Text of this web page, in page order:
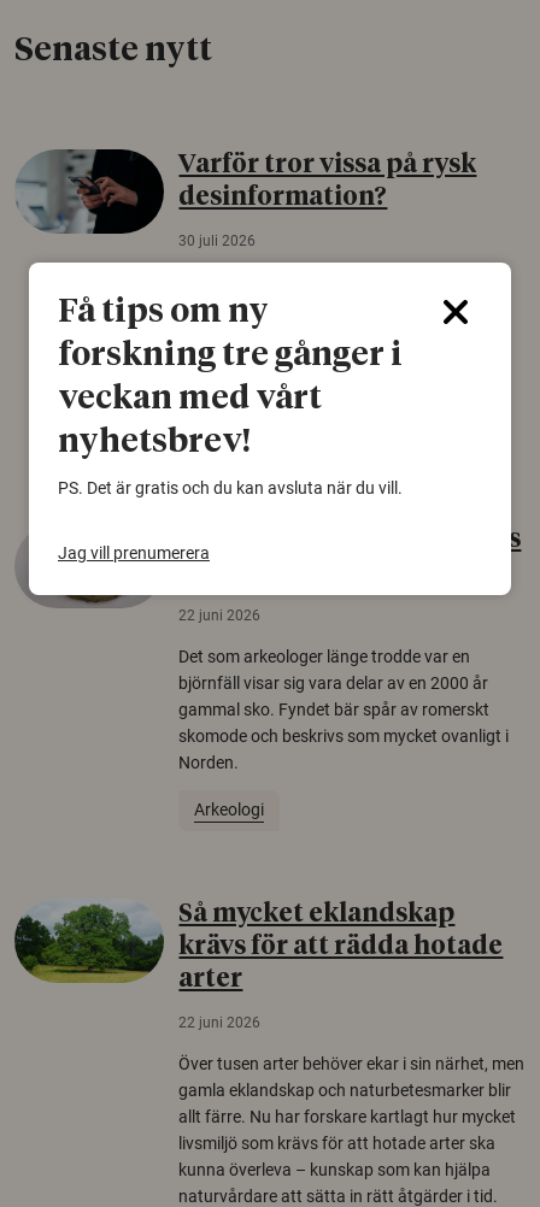
Senaste nytt
Varför tror vissa på rysk
desinformation?
30 juli 2026
konspirationsteorier är ofta mer mottagliga
för rysk desinformation. Det visar en studie
från Försvarshögskolan med deltagare i fyra
europeiska länder.
Säkerhetspolitik
Gammalt skinn var Sveriges
22 juni 2026
Det som arkeologer länge trodde var en
björnfäll visar sig vara delar av en 2000 år
gammal sko. Fyndet bär spår av romerskt
skomode och beskrivs som mycket ovanligt i
Norden.
Arkeologi
Så mycket eklandskap
krävs för att rädda hotade
arter
22 juni 2026
Över tusen arter behöver ekar i sin närhet, men
gamla eklandskap och naturbetesmarker blir
allt färre. Nu har forskare kartlagt hur mycket
livsmiljö som krävs för att hotade arter ska
kunna överleva – kunskap som kan hjälpa
naturvårdare att sätta in rätt åtgärder i tid.
Få tips om ny
forskning tre gånger i
veckan med vårt
nyhetsbrev!
PS. Det är gratis och du kan avsluta när du vill.
Jag vill prenumerera